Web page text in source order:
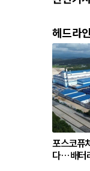
헤드라인
포스코퓨
다… 배터